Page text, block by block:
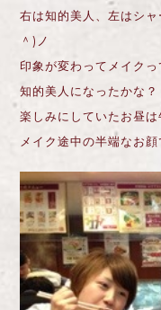
右は知的美人、左はシ
＾)ノ
印象が変わってメイクっ
知的美人になったかな？
楽しみにしていたお昼は
メイク途中の半端なお顔